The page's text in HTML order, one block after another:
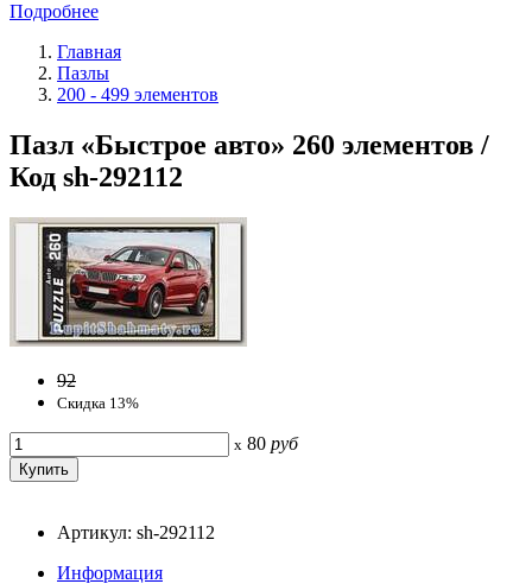
Подробнее
Главная
Пазлы
200 - 499 элементов
Пазл «Быстрое авто» 260 элементов /
Код sh-292112
92
Скидка 13%
x 80 руб
Артикул: sh-292112
Информация